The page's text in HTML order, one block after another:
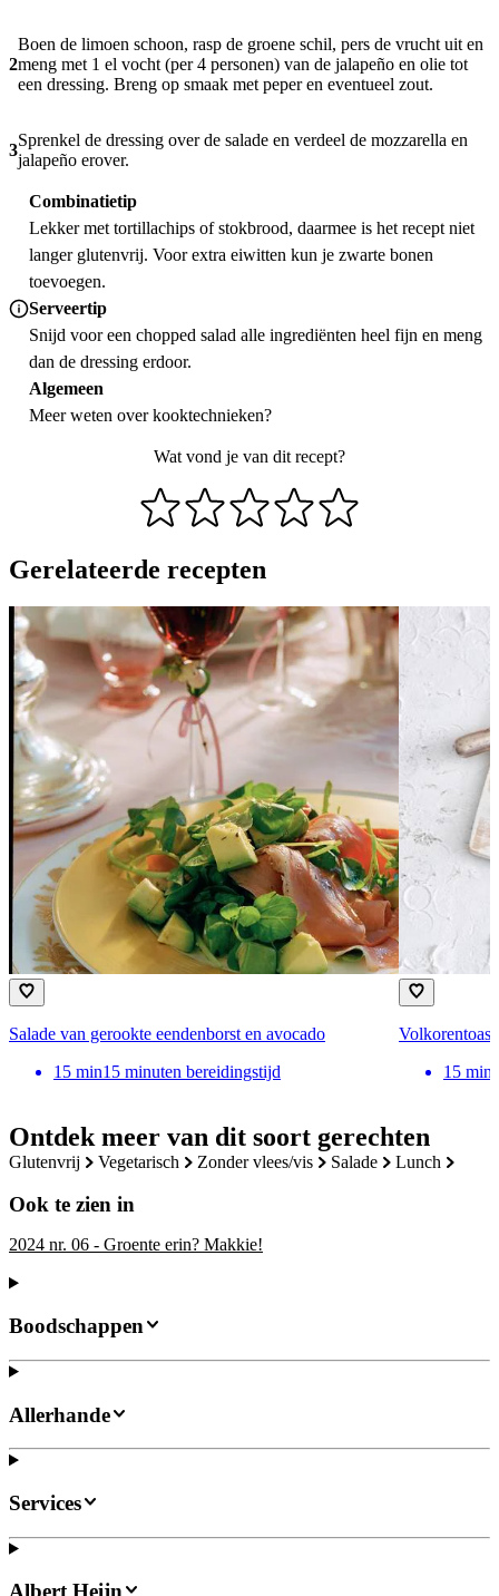
Ontdek meer van dit soort gerechten
glutenvrij vegetarisch zonder vlees/vis salade lunch
Ook te zien in
2024 nr. 06 - Groente erin? Makkie!
2
Boen de limoen schoon, rasp de groene schil, pers de vrucht uit en
meng met 1 el vocht (per 4 personen) van de jalapeño en olie tot
een dressing. Breng op smaak met peper en eventueel zout.
3
Sprenkel de dressing over de salade en verdeel de mozzarella en
jalapeño erover.
Combinatietip
Lekker met tortillachips of stokbrood, daarmee is het recept niet
langer glutenvrij. Voor extra eiwitten kun je zwarte bonen
toevoegen.
Serveertip
Snijd voor een chopped salad alle ingrediënten heel fijn en meng
dan de dressing erdoor.
Algemeen
Meer weten overkooktechnieken?
Wat vond je van dit recept?
Gerelateerde recepten
Salade van gerookte eendenborst en avocado
15 min15 minuten bereidingstijd
15 min
Boodschappen
Allerhande
Services